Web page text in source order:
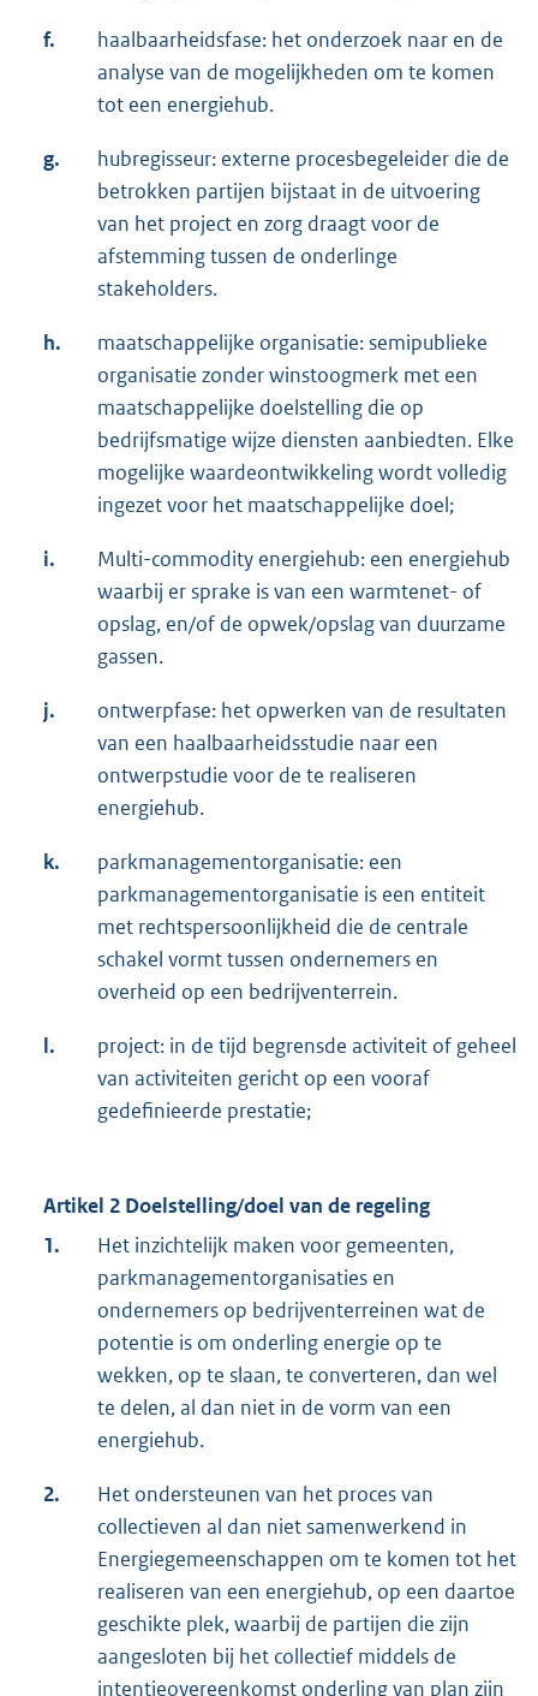
f.
haalbaarheidsfase: het onderzoek naar en de
analyse van de mogelijkheden om te komen
tot een energiehub.
g.
hubregisseur: externe procesbegeleider die de
betrokken partijen bijstaat in de uitvoering
van het project en zorg draagt voor de
afstemming tussen de onderlinge
stakeholders.
h.
maatschappelijke organisatie: semipublieke
organisatie zonder winstoogmerk met een
maatschappelijke doelstelling die op
bedrijfsmatige wijze diensten aanbiedten. Elke
mogelijke waardeontwikkeling wordt volledig
ingezet voor het maatschappelijke doel;
i.
Multi-commodity energiehub: een energiehub
waarbij er sprake is van een warmtenet- of
opslag, en/of de opwek/opslag van duurzame
gassen.
j.
ontwerpfase: het opwerken van de resultaten
van een haalbaarheidsstudie naar een
ontwerpstudie voor de te realiseren
energiehub.
k.
parkmanagementorganisatie: een
parkmanagementorganisatie is een entiteit
met rechtspersoonlijkheid die de centrale
schakel vormt tussen ondernemers en
overheid op een bedrijventerrein.
l.
project: in de tijd begrensde activiteit of geheel
van activiteiten gericht op een vooraf
gedefinieerde prestatie;
Artikel 2 Doelstelling/doel van de regeling
1.
Het inzichtelijk maken voor gemeenten,
parkmanagementorganisaties en
ondernemers op bedrijventerreinen wat de
potentie is om onderling energie op te
wekken, op te slaan, te converteren, dan wel
te delen, al dan niet in de vorm van een
energiehub.
2.
Het ondersteunen van het proces van
collectieven al dan niet samenwerkend in
Energiegemeenschappen om te komen tot het
realiseren van een energiehub, op een daartoe
geschikte plek, waarbij de partijen die zijn
aangesloten bij het collectief middels de
intentieovereenkomst onderling van plan zijn